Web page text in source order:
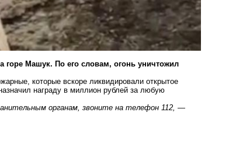
горе Машук. По его словам, огонь уничтожил
которые вскоре ликвидировали открытое
награду в миллион рублей за любую
органам, звоните на телефон 112, —